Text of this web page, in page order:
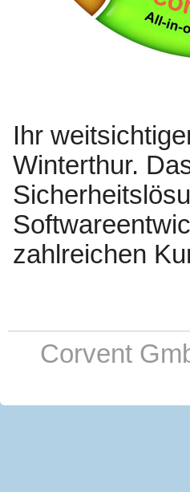
Ihr
Winterthur.
zahlreichen
Corvent